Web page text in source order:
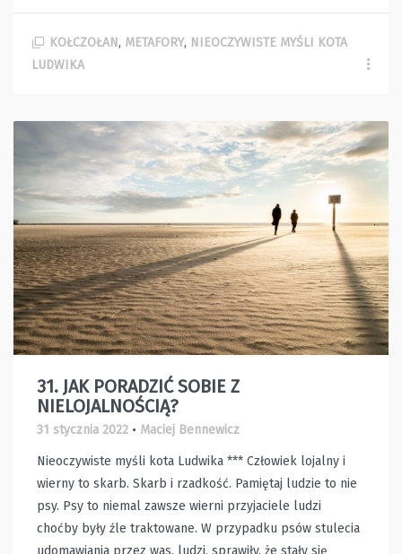
KOŁCZOŁAN, METAFORY, NIEOCZYWISTE MYŚLI KOTA
LUDWIKA
31. JAK PORADZIĆ SOBIE Z
NIELOJALNOŚCIĄ?
31 stycznia 2022 • Maciej Bennewicz
Nieoczywiste myśli kota Ludwika *** Człowiek lojalny i
wierny to skarb. Skarb i rzadkość. Pamiętaj ludzie to nie
psy. Psy to niemal zawsze wierni przyjaciele ludzi
choćby były źle traktowane. W przypadku psów stulecia